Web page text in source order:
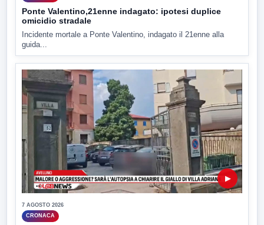
Ponte Valentino,21enne indagato: ipotesi duplice
omicidio stradale
Incidente mortale a Ponte Valentino, indagato il 21enne alla
guida...
▶
7 AGOSTO 2026
CRONACA